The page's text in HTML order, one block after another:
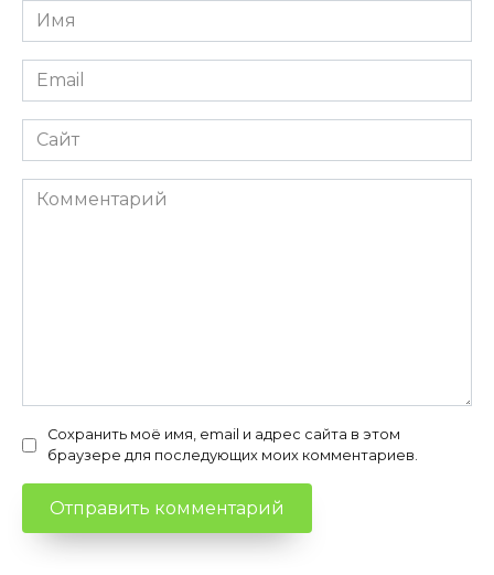
Имя
*
Email
*
Сайт
Комментарий
Сохранить моё имя, email и адрес сайта в этом
браузере для последующих моих комментариев.